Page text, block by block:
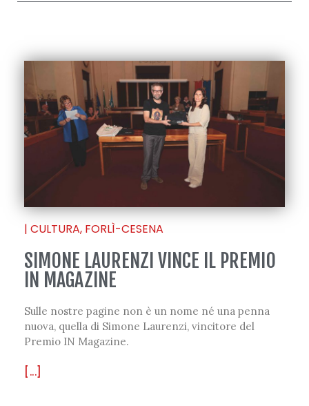
| CULTURA, FORLÌ-CESENA
SIMONE LAURENZI VINCE IL PREMIO
IN MAGAZINE
Sulle nostre pagine non è un nome né una penna
nuova, quella di Simone Laurenzi, vincitore del
Premio IN Magazine.
[...]